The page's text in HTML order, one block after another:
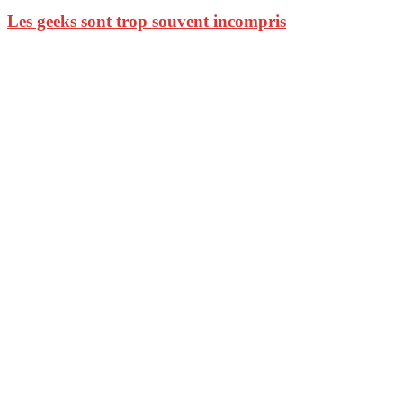
Les geeks sont trop souvent incompris